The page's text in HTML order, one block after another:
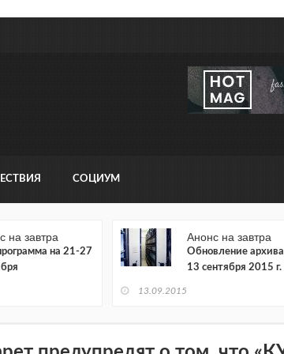
СОЦИУМ
на завтра
на 21-27
Анонс на завтра
Обновление архива
13 сентября 2015 г.
13.09.2015